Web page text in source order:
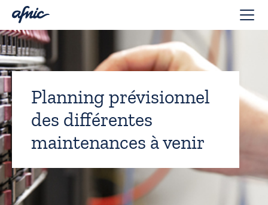
Planning prévisionnel
des différentes
maintenances à venir
Panneau de gestion des cookies